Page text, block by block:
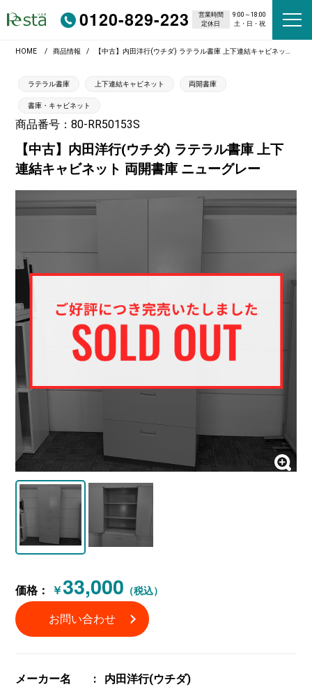
0120-829-223 営業時間
9:00～18:00
定休日
土・日・祝
HOME 商品情報 【中古】内田洋行(ウチダ) ラテラル書庫 上下連結キャビネット 両開書庫 ニューグレー
ラテラル書庫 上下連結キャビネット 両開書庫
書庫・キャビネット
商品番号：80-RR50153S
【中古】内田洋行(ウチダ) ラテラル書庫 上下
連結キャビネット 両開書庫 ニューグレー
価格： ￥33,000 （税込）
お問い合わせ
メーカー名 内田洋行(ウチダ)